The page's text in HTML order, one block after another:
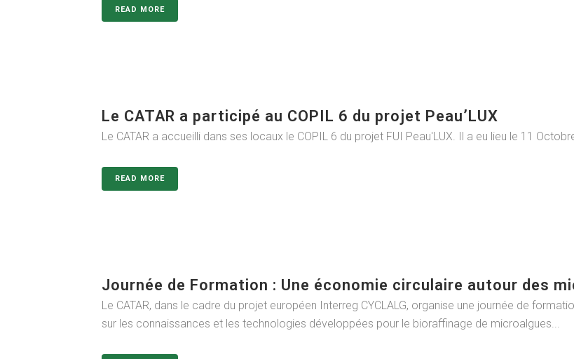
READ MORE
Le CATAR a participé au COPIL 6 du projet Peau’LUX
Le CATAR a accueilli dans ses locaux le COPIL 6 du projet FUI Peau'LUX. Il a eu lieu le 11
READ MORE
Journée de Formation : Une économie circulaire autour des
Le CATAR, dans le cadre du projet européen Interreg CYCLALG, organise une journée de
sur les connaissances et les technologies développées pour le bioraffinage de microalgues...